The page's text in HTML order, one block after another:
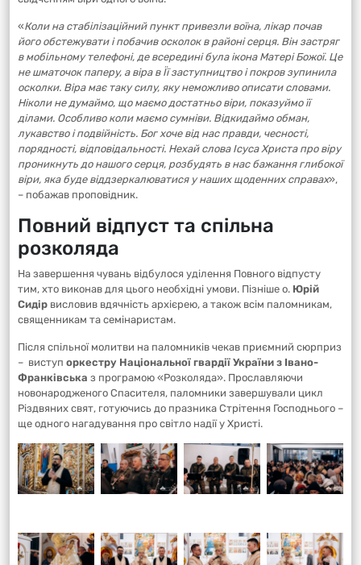
«Коли на стабілізаційний пункт привезли воїна, лікар почав
його обстежувати і побачив осколок в районі серця. Він застряг
в мобільному телефоні, де всередині була ікона Матері Божої. Це
не шматочок паперу, а віра в Її заступництво і покров зупинила
осколки. Віра має таку силу, яку неможливо описати словами.
Ніколи не думаймо, що маємо достатньо віри, показуймо її
ділами. Особливо коли маємо сумніви. Відкидаймо обман,
лукавство і подвійність. Бог хоче від нас правди, чесності,
порядності, відповідальності. Нехай слова Ісуса Христа про віру
проникнуть до нашого серця, розбудять в нас бажання глибокої
віри, яка буде віддзеркалюватися у наших щоденних справах»,
– побажав проповідник.
Повний відпуст та спільна
розколяда
На завершення чувань відбулося уділення Повного відпусту
тим, хто виконав для цього необхідні умови. Пізніше о. Юрій
Сидір висловив вдячність архієрею, а також всім паломникам,
священникам та семінаристам.
Після спільної молитви на паломників чекав приємний сюрприз
– виступ оркестру Національної гвардії України з Івано-
Франківська з програмою «Розколяда». Прославляючи
новонародженого Спасителя, паломники завершували цикл
Різдвяних свят, готуючись до празника Стрітення Господнього –
ще одного нагадування про світло надії у Христі.